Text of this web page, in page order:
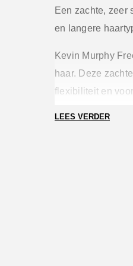
Een zachte, zeer
en langere
Kevin Murphy
haar. Deze
flexibiliteit en
ingrediënten,
lichte glans als
LEES VERDER